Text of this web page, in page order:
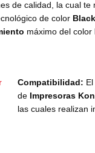
de calidad, la cual te
de color Black
máximo del color
Compatibilidad: El
de Impresoras
las cuales realizan